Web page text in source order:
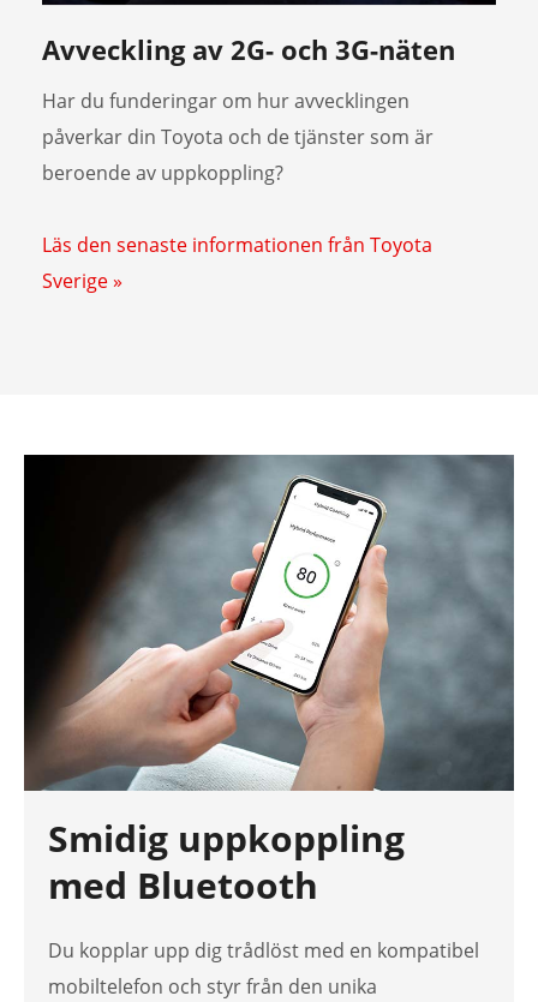
Avveckling av 2G- och 3G-näten
Har du funderingar om hur avvecklingen
påverkar din Toyota och de tjänster som är
beroende av uppkoppling?
Läs den senaste informationen från Toyota
Sverige »
Smidig uppkoppling
med Bluetooth
Du kopplar upp dig trådlöst med en kompatibel
mobiltelefon och styr från den unika